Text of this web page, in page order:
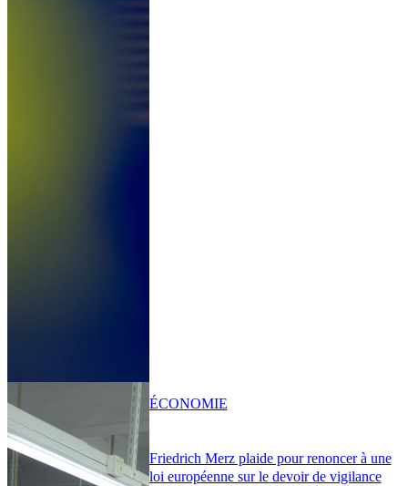
Friedrich Merz plaide pour renoncer à une
loi européenne sur le devoir de vigilance
ÉCONOMIE